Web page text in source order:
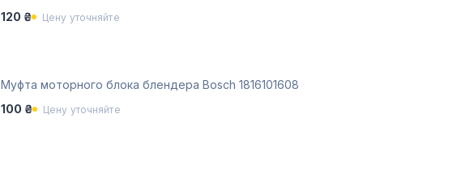
120 ₴
Цену уточняйте
Муфта моторного блока блендера Bosch 1816101608
100 ₴
Цену уточняйте